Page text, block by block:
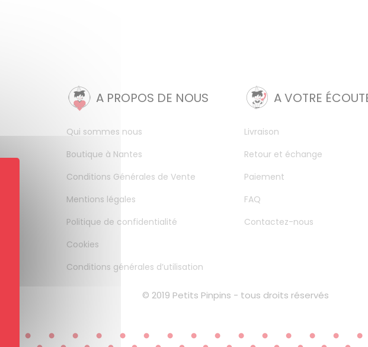
A PROPOS DE NOUS
Qui sommes nous
Boutique à Nantes
Conditions Générales de Vente
Mentions légales
Politique de confidentialité
Cookies
Conditions générales d’utilisation
A VOTRE
Livraison
Retour et échange
Paiement
FAQ
Contactez-nous
© 2019 Petits Pinpins - tous droits réservés